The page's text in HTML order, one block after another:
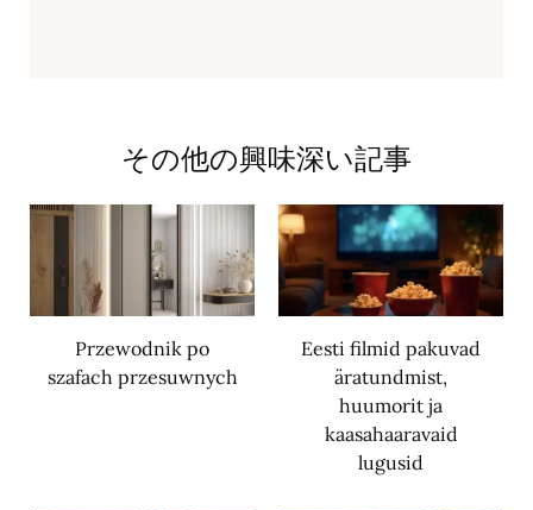
その他の興味深い記事
Przewodnik po
szafach przesuwnych
Eesti filmid pakuvad
äratundmist,
huumorit ja
kaasahaaravaid
lugusid